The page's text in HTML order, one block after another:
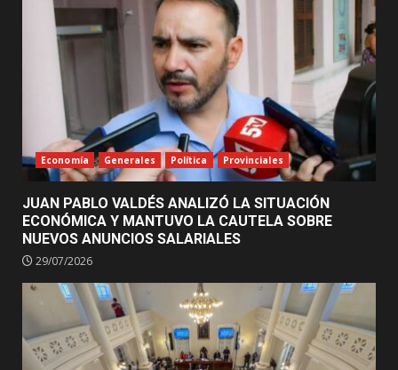
Economía Generales Política Provinciales
JUAN PABLO VALDÉS ANALIZÓ LA SITUACIÓN
ECONÓMICA Y MANTUVO LA CAUTELA SOBRE
NUEVOS ANUNCIOS SALARIALES
29/07/2026